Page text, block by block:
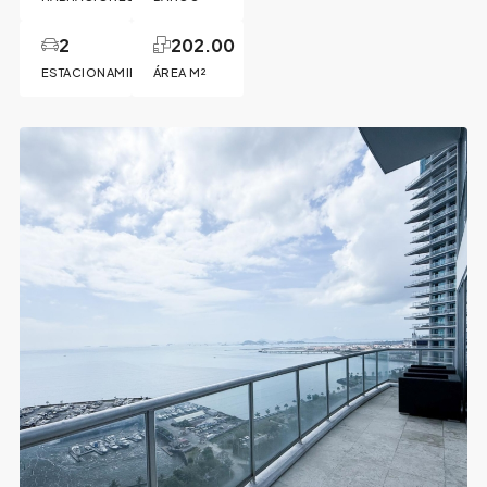
ESTACIONAMIENTOS
2
ÁREA M²
202.00